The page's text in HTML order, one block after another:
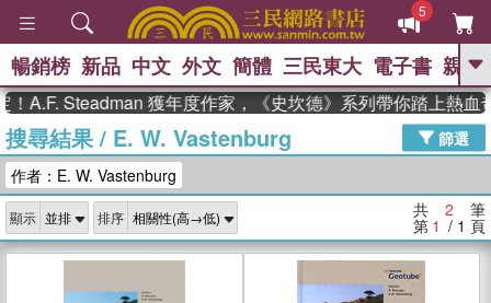
5
GO
熱搜： 東野圭吾 高希均教授回憶錄
、 The Odyssey 、 父親節 、 如果歷
獎 臺灣漫遊錄 、 方念華 、 台灣的李
登輝時代
數學女孩：黎曼猜想 、
偉大的迷走神經
暢銷榜 新品 中文 外文 簡體 三民東大 電子書 親子
A.F. Steadman 獲年度作家，《史坎德》系列帶你踏上熱血
搜尋結果/ E. W. Vastenburg
篩選
作者：E. W. Vastenburg
顯示 排序 共 2 筆
第 1 / 1 頁